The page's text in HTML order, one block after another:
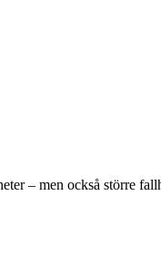
– men också större